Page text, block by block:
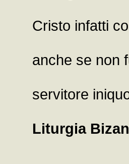
Cristo infatti
anche se non
servitore
Liturgia